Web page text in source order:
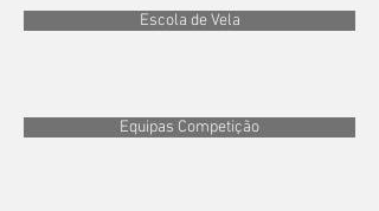
Escola de Vela
Equipas Competição